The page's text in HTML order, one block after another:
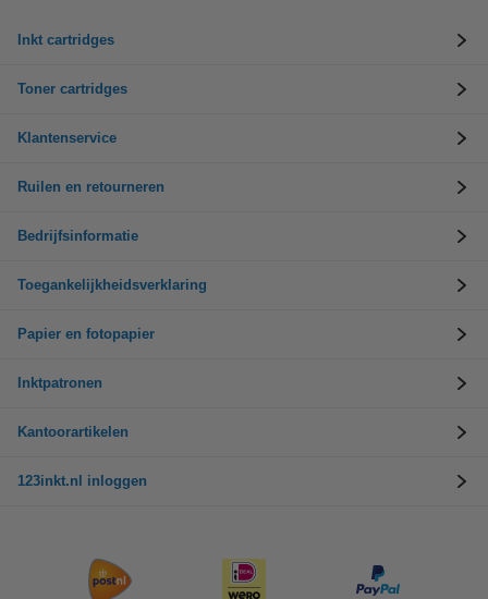
Inkt cartridges
Toner cartridges
Klantenservice
Ruilen en retourneren
Bedrijfsinformatie
Toegankelijkheidsverklaring
Papier en fotopapier
Inktpatronen
Kantoorartikelen
123inkt.nl inloggen